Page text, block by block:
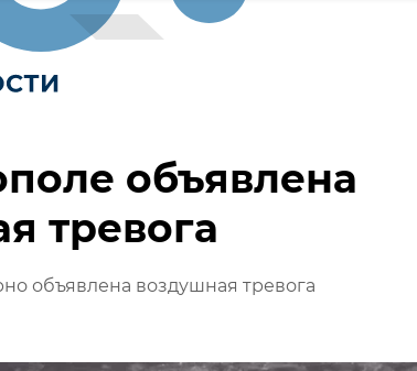
объявлена
тревога
объявлена воздушная тревога